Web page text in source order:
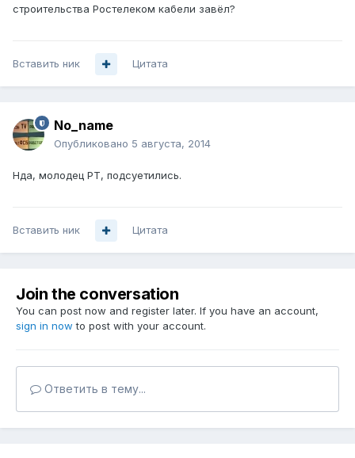
строительства Ростелеком кабели завёл?
Вставить ник Цитата
No_name
Опубликовано 5 августа, 2014
Нда, молодец РТ, подсуетились.
Вставить ник Цитата
Join the conversation
You can post now and register later. If you have an account,
sign in now to post with your account.
Ответить в тему...